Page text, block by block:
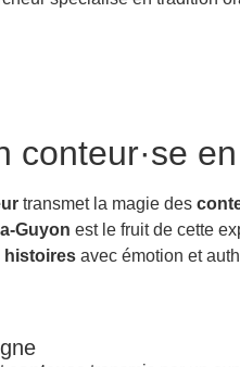
conteur·se
transmet la magie des
Guyon est le fruit de cette
histoires avec émotion et